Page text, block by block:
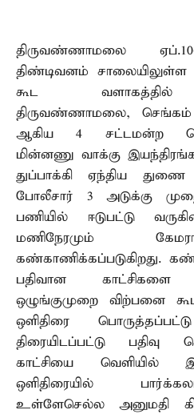
திருவண்ணாமலை
திண்டிவனம் சாலையிலுள்ள
கூட வளாகத்தில்
திருவண்ணாமலை,
ஆகிய 4 சட்டமன்ற
மின்னணு வாக்கு
துப்பாக்கி ஏந்திய
போலீசார் 3 அடுக்கு
பணியில் ஈடுபட்டு
மணிநேரமும்
கண்காணிக்கப்படுகிறது.
பதிவான
ஒழுங்குமுறை விற்பனை
ஒளிதிரை
திரையிடப்பட்டு பதிவு
காட்சியை வெளியில்
ஒளிதிரையில்
உள்ளேசெல்ல அனுமதி